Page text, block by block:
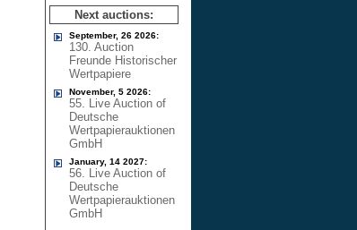
Next auctions:
September, 26 2026:
130. Auction
Freunde Historischer
Wertpapiere
November, 5 2026:
55. Live Auction of
Deutsche
Wertpapierauktionen
GmbH
January, 14 2027:
56. Live Auction of
Deutsche
Wertpapierauktionen
GmbH